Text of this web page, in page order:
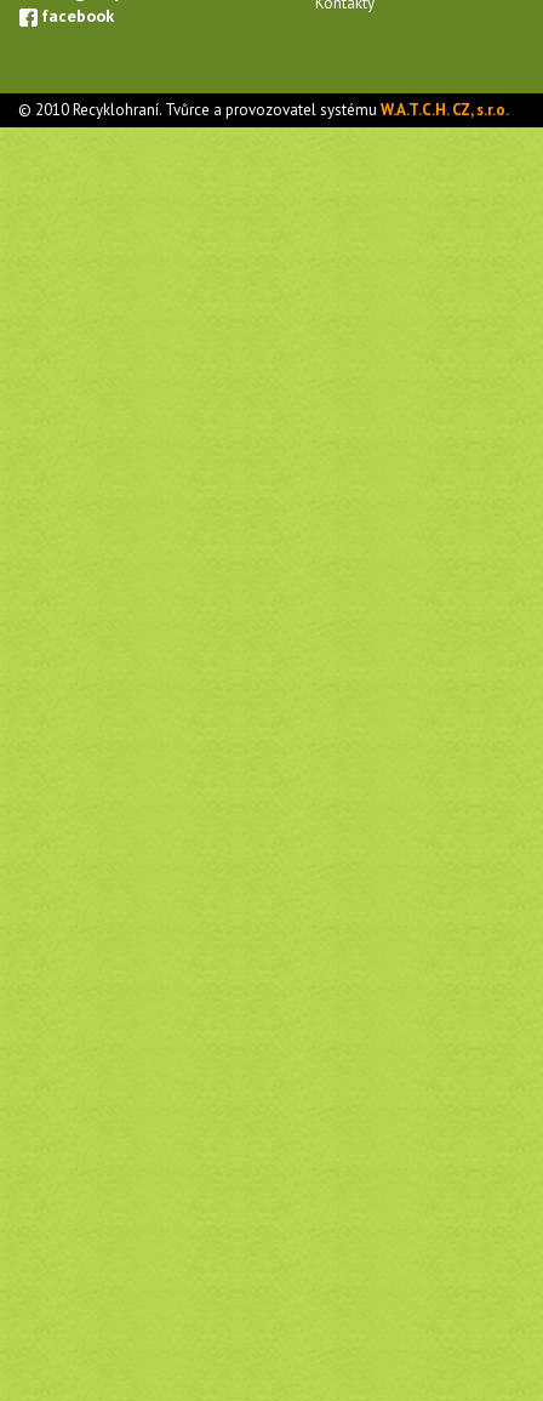
facebook
© 2010 Recyklohraní. Tvůrce a provozovatel systémuW.A.T.C.H. CZ, s.r.o.